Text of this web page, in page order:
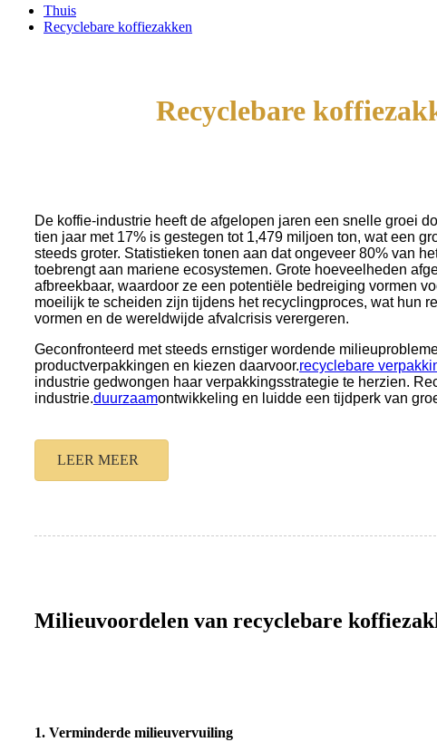
Thuis
Recyclebare koffiezakken
Recyclebare
De koffie-industrie heeft de afgelopen jaren een snelle groei
tien jaar met 17% is gestegen tot 1,479 miljoen ton, wat een
steeds groter. Statistieken tonen aan dat ongeveer 80% van
toebrengt aan mariene ecosystemen. Grote hoeveelheden
afbreekbaar, waardoor ze een potentiële bedreiging vormen
moeilijk te scheiden zijn tijdens het recyclingproces, wat hun
vormen en de wereldwijde afvalcrisis verergeren.
Geconfronteerd met steeds ernstiger wordende
productverpakkingen en kiezen daarvoor.recyclebare
industrie gedwongen haar verpakkingsstrategie te herzien.
industrie.duurzaamontwikkeling en luidde een tijdperk van
LEER MEER
Milieuvoordelen van recyclebare
1. Verminderde milieuvervuiling